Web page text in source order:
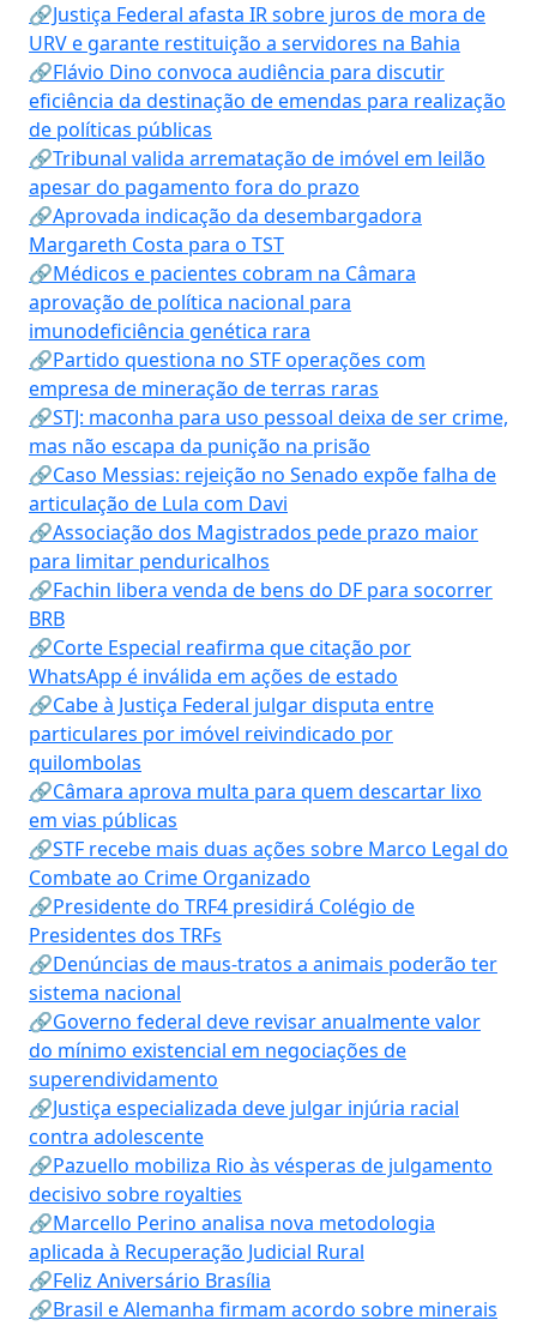
🔗Justiça Federal afasta IR sobre juros de mora de
URV e garante restituição a servidores na Bahia
🔗Flávio Dino convoca audiência para discutir
eficiência da destinação de emendas para realização
de políticas públicas
🔗Tribunal valida arrematação de imóvel em leilão
apesar do pagamento fora do prazo
🔗Aprovada indicação da desembargadora
Margareth Costa para o TST
🔗Médicos e pacientes cobram na Câmara
aprovação de política nacional para
imunodeficiência genética rara
🔗Partido questiona no STF operações com
empresa de mineração de terras raras
🔗STJ: maconha para uso pessoal deixa de ser crime,
mas não escapa da punição na prisão
🔗Caso Messias: rejeição no Senado expõe falha de
articulação de Lula com Davi
🔗Associação dos Magistrados pede prazo maior
para limitar penduricalhos
🔗Fachin libera venda de bens do DF para socorrer
BRB
🔗Corte Especial reafirma que citação por
WhatsApp é inválida em ações de estado
🔗Cabe à Justiça Federal julgar disputa entre
particulares por imóvel reivindicado por
quilombolas
🔗Câmara aprova multa para quem descartar lixo
em vias públicas
🔗STF recebe mais duas ações sobre Marco Legal do
Combate ao Crime Organizado
🔗Presidente do TRF4 presidirá Colégio de
Presidentes dos TRFs
🔗Denúncias de maus-tratos a animais poderão ter
sistema nacional
🔗Governo federal deve revisar anualmente valor
do mínimo existencial em negociações de
superendividamento
🔗Justiça especializada deve julgar injúria racial
contra adolescente
🔗Pazuello mobiliza Rio às vésperas de julgamento
decisivo sobre royalties
🔗Marcello Perino analisa nova metodologia
aplicada à Recuperação Judicial Rural
🔗Feliz Aniversário Brasília
🔗Brasil e Alemanha firmam acordo sobre minerais